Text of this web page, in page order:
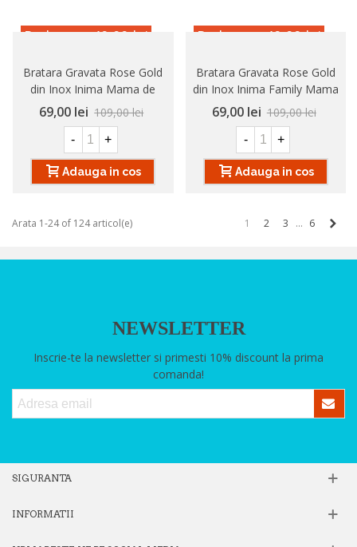
Reducere-40,00 lei
Bratara Gravata Rose Gold
din Inox Inima Mama de
Baieti
69,00 lei 109,00 lei
- +
Adauga in cos
Reducere-40,00 lei
Bratara Gravata Rose Gold
din Inox Inima Family Mama
69,00 lei 109,00 lei
- +
Adauga in cos
Arata 1-24 of 124 articol(e) 1 2 3 … 6
NEWSLETTER
Inscrie-te la newsletter si primesti 10% discount la prima
comanda!
SIGURANTA
INFORMATII